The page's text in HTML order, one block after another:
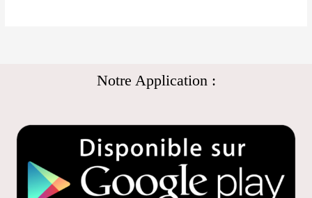
Notre Application :